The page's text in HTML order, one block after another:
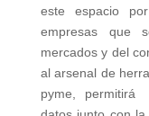
este espacio
empresas que
mercados y del
al arsenal de
pyme, permitirá